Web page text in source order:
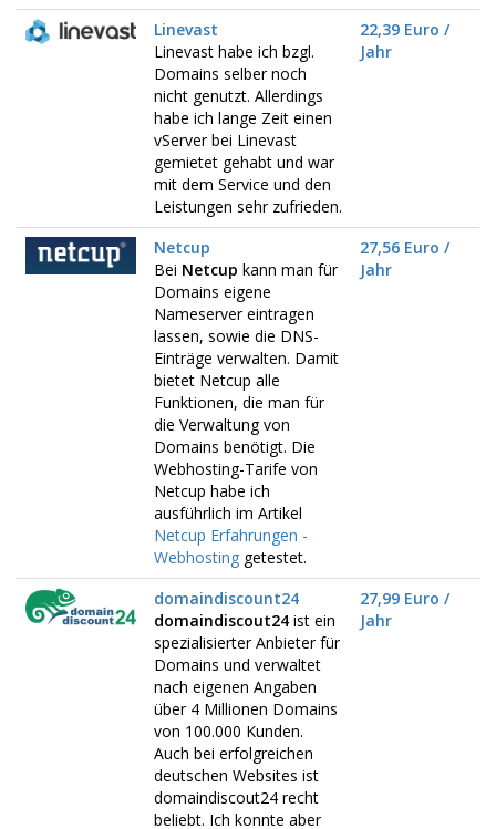
Linevast
Linevast habe ich bzgl.
Domains selber noch
nicht genutzt. Allerdings
habe ich lange Zeit einen
vServer bei Linevast
gemietet gehabt und war
mit dem Service und den
Leistungen sehr zufrieden.
22,39 Euro /
Jahr
Netcup
Bei Netcup kann man für
Domains eigene
Nameserver eintragen
lassen, sowie die DNS-
Einträge verwalten. Damit
bietet Netcup alle
Funktionen, die man für
die Verwaltung von
Domains benötigt. Die
Webhosting-Tarife von
Netcup habe ich
ausführlich im Artikel
Netcup Erfahrungen -
Webhosting getestet.
27,56 Euro /
Jahr
domaindiscount24
domaindiscout24 ist ein
spezialisierter Anbieter für
Domains und verwaltet
nach eigenen Angaben
über 4 Millionen Domains
von 100.000 Kunden.
Auch bei erfolgreichen
deutschen Websites ist
domaindiscout24 recht
beliebt. Ich konnte aber
27,99 Euro /
Jahr